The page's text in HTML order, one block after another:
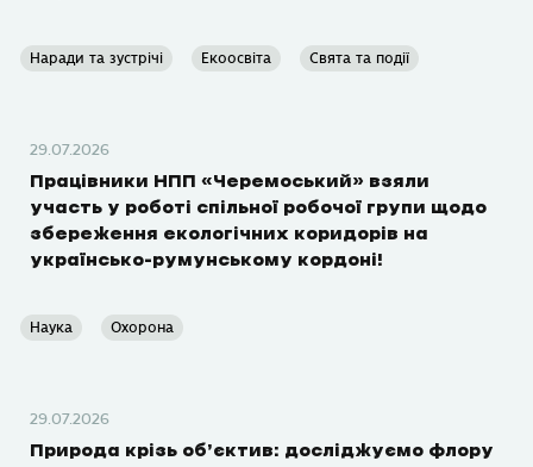
Наради та зустрічі Екоосвіта Свята та події
29.07.2026
Працівники НПП «Черемоський» взяли
участь у роботі спільної робочої групи щодо
збереження екологічних коридорів на
українсько-румунському кордоні!
Наука Охорона
29.07.2026
Природа крізь об’єктив: досліджуємо флору